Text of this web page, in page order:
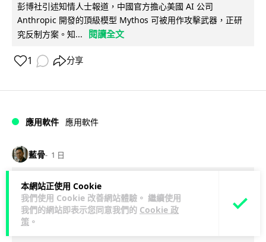
本網站正使用 Cookie
我們使用 Cookie 改善網站體驗。 繼續使用
我們的網站即表示您同意我們的 Cookie 政
策 。
彭博社引述知情人士報道，中國官方擔心美國 AI 公司
Anthropic 開發的頂級模型 Mythos 可被用作攻擊武器，正研
究反制方案。知...
閱讀全文
1 分享
應用軟件 應用軟件
藍骨 1 日
詐騙短訊源源不絕背後是個人資料外
洩 Surfshark Antiscam Hub 由源頭
減少數據曝光